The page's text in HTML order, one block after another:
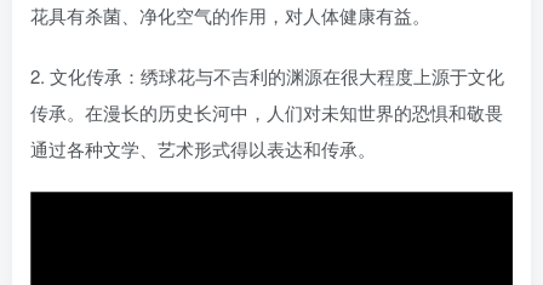
花具有杀菌、净化空气的作用，对人体健康有益。
2. 文化传承：绣球花与不吉利的渊源在很大程度上源于文化
传承。在漫长的历史长河中，人们对未知世界的恐惧和敬畏
通过各种文学、艺术形式得以表达和传承。